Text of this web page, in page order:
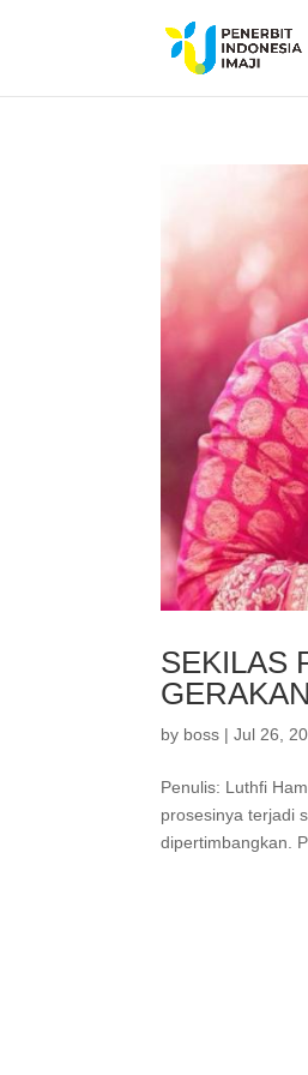
SEKILAS
by boss |Jul 26,
Penulis: Luthfi
prosesinya terjadi
dipertimbangkan.